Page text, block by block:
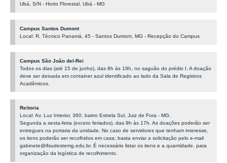
Ubá, S/N - Horto Florestal, Ubá - MG
Campus Santos Dumont
Local: R. Técnico Panamá, 45 - Santos Dumont, MG - Recepção do Campus
Campus São João del-Rei
Todos os dias (até 15 de junho), das 8h às 19h, no saguão do prédio I. A doação
deve ser deixada em container azul identificado ao lado da Sala de Registros
Acadêmicos.
Reitoria
Local: Av. Luz Interior, 360, bairro Estrela Sul, Juiz de Fora - MG.
Segunda a sexta-feira (exceto feriados), das 9h às 17h. As doações poderão ser
entregues na portaria da unidade. No caso de servidores que tenham interesse,
os itens poderão ser recolhidos em casa; basta enviar a solicitação pelo e-mail
gabinete@ifsudestemg.edu.br. É necessário listar os itens e a quantidade, para
organização da logística de recolhimento.